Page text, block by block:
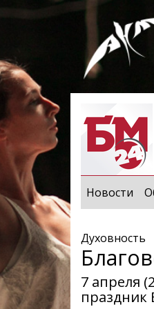
Новости
Духовность
7 апреля
праздник